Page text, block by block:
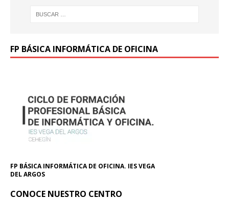
FP BÁSICA INFORMÁTICA DE OFICINA
FP BÁSICA INFORMÁTICA DE OFICINA. IES VEGA
DEL ARGOS
CONOCE NUESTRO CENTRO